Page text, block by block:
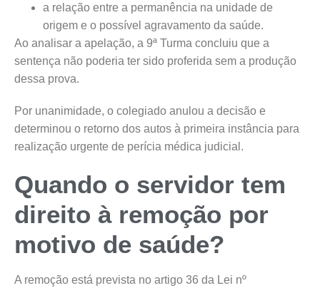
a relação entre a permanência na unidade de
origem e o possível agravamento da saúde.
Ao analisar a apelação, a 9ª Turma concluiu que a
sentença não poderia ter sido proferida sem a produção
dessa prova.
Por unanimidade, o colegiado anulou a decisão e
determinou o retorno dos autos à primeira instância para
realização urgente de perícia médica judicial.
Quando o servidor tem
direito à remoção por
motivo de saúde?
A remoção está prevista no artigo 36 da Lei nº